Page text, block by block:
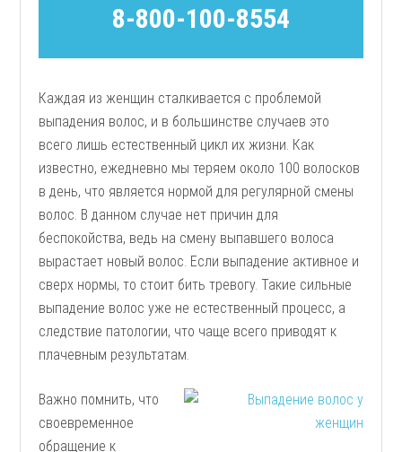
8-800-100-8554
Каждая из женщин сталкивается с проблемой
выпадения волос, и в большинстве случаев это
всего лишь естественный цикл их жизни. Как
известно, ежедневно мы теряем около 100 волосков
в день, что является нормой для регулярной смены
волос. В данном случае нет причин для
беспокойства, ведь на смену выпавшего волоса
вырастает новый волос. Если выпадение активное и
сверх нормы, то стоит бить тревогу. Такие сильные
выпадение волос уже не естественный процесс, а
следствие патологии, что чаще всего приводят к
плачевным результатам.
Важно помнить, что
своевременное
обращение к